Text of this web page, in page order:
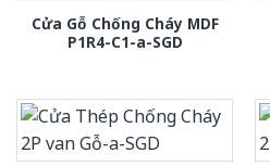
Cửa Gỗ Chống Cháy MDF
P1R4-C1-a-SGD